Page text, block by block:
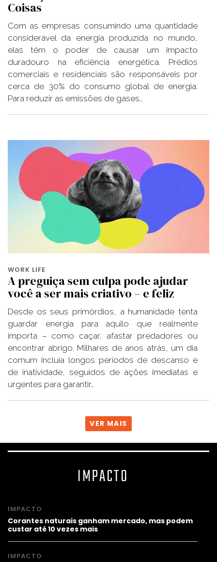
Coisas
Com as empresas consumindo uma quantidade
considerável da energia produzida no mundo,
elas têm o poder de causar um impacto
duradouro na eficiência energética. Prédios
comerciais e residenciais são responsáveis por
cerca de 30% do consumo global de energia.
Para reduzir as emissões de gases…
WORK LIFE
A preguiça sem culpa pode ajudar
você a ser mais criativo – e feliz
Desde os seus primórdios, a humanidade tenta
guardar energia para aquilo que realmente
importa – como caçar, afastar predadores ou
encontrar abrigo. Milhares de anos atrás, um dia
comum incluía longos períodos de descanso e
de inatividade, seguidos de ações imediatas e
urgentes para garantir…
VER MAIS
IMPACTO
IMPACTO
Corantes naturais ganham mercado, mas podem
custar até 10 vezes mais
IMPACTO